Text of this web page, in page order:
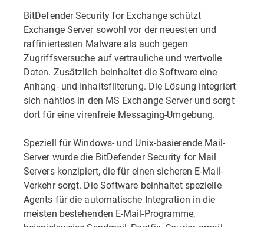
BitDefender Security for Exchange schützt
Exchange Server sowohl vor der neuesten und
raffiniertesten Malware als auch gegen
Zugriffsversuche auf vertrauliche und wertvolle
Daten. Zusätzlich beinhaltet die Software eine
Anhang- und Inhaltsfilterung. Die Lösung integriert
sich nahtlos in den MS Exchange Server und sorgt
dort für eine virenfreie Messaging-Umgebung.
Speziell für Windows- und Unix-basierende Mail-
Server wurde die BitDefender Security for Mail
Servers konzipiert, die für einen sicheren E-Mail-
Verkehr sorgt. Die Software beinhaltet spezielle
Agents für die automatische Integration in die
meisten bestehenden E-Mail-Programme,